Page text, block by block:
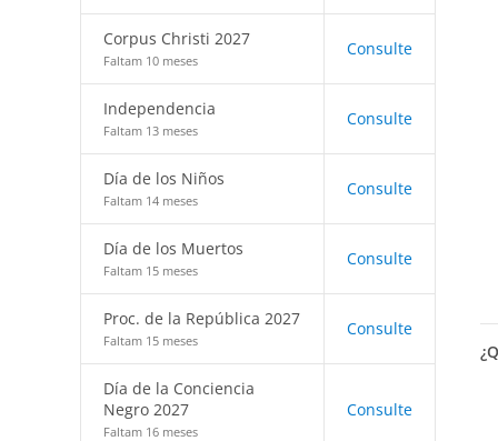
Corpus Christi 2027
Faltam 10 meses
Consulte
Independencia
Faltam 13 meses
Consulte
Día de los Niños
Faltam 14 meses
Consulte
Día de los Muertos
Faltam 15 meses
Consulte
Proc. de la República 2027
Faltam 15 meses
Consulte
Día de la Conciencia
Negro 2027
Faltam 16 meses
Consulte